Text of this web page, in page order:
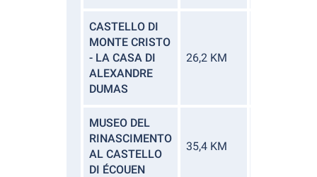
CASTELLO DI
MONTE CRISTO
- LA CASA DI
ALEXANDRE
DUMAS
26,2 KM
MUSEO DEL
RINASCIMENTO
AL CASTELLO
DI ÉCOUEN
35,4 KM